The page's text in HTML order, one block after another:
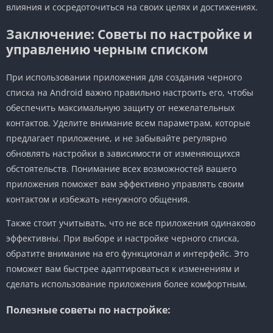
влияния и сосредоточиться на своих целях и достижениях.
Заключение: Советы по настройке и
управлению черным списком
При использовании приложения для создания черного
списка на Android важно правильно настроить его, чтобы
обеспечить максимальную защиту от нежелательных
контактов. Уделите внимание всем параметрам, которые
предлагает приложение, и не забывайте регулярно
обновлять настройки в зависимости от изменяющихся
обстоятельств. Понимание всех возможностей вашего
приложения поможет вам эффективно управлять своим
контактом и избежать ненужного общения.
Также стоит учитывать, что не все приложения одинаково
эффективны. При выборе и настройке черного списка,
обратите внимание на его функционал и интерфейс. Это
поможет вам быстрее адаптироваться к изменениям и
сделать использование приложения более комфортным.
Полезные советы по настройке: